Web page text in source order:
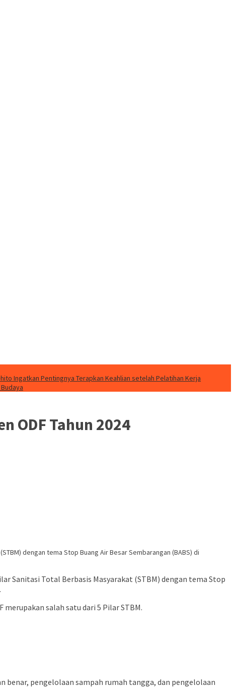
Ingatkan Pentingnya Terapkan Keahlian setelah Pelatihan Kerja
ODF Tahun 2024
dengan tema Stop Buang Air Besar Sembarangan (BABS) di
Sanitasi Total Berbasis Masyarakat (STBM) dengan tema Stop
salah satu dari 5 Pilar STBM.
benar, pengelolaan sampah rumah tangga, dan pengelolaan